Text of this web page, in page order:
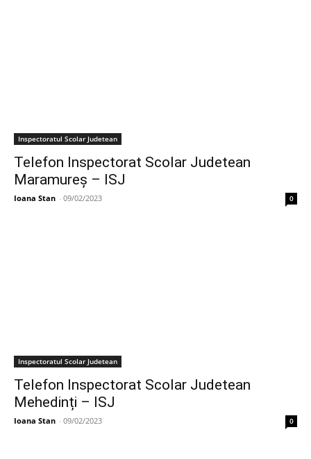
Inspectoratul Scolar Judetean
Telefon Inspectorat Scolar Judetean
Maramureș – ISJ
Ioana Stan - 09/02/2023 0
Inspectoratul Scolar Judetean
Telefon Inspectorat Scolar Judetean
Mehedinți – ISJ
Ioana Stan - 09/02/2023 0